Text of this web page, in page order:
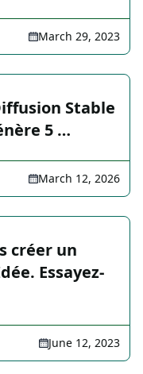
March 29, 2023
Stable
5 …
March 12, 2026
créer un
Essayez-
June 12, 2023